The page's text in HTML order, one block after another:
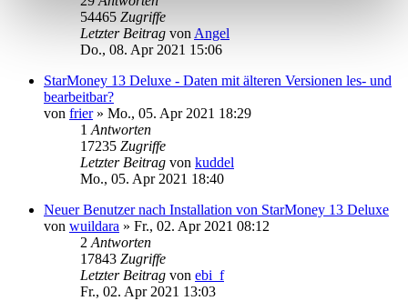
54465 Zugriffe
Letzter Beitrag von Angel
Do., 08. Apr 2021 15:06
StarMoney 13 Deluxe - Daten mit älteren Versionen les- und
bearbeitbar?
von frier» Mo., 05. Apr 2021 18:29
1 Antworten
17235 Zugriffe
Letzter Beitrag von kuddel
Mo., 05. Apr 2021 18:40
Neuer Benutzer nach Installation von StarMoney 13 Deluxe
von wuildara » Fr., 02. Apr 2021 08:12
2 Antworten
17843 Zugriffe
Letzter Beitrag von ebi_f
Fr., 02. Apr 2021 13:03